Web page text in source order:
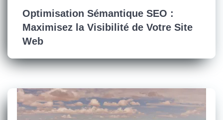
Optimisation Sémantique SEO :
Maximisez la Visibilité de Votre Site
Web